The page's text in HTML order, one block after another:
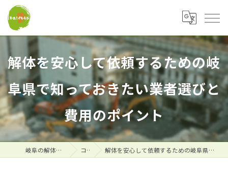
解体を安心して依頼するための岐
阜県で知っておきたい業者選びと
費用のポイント
岐阜の解体なら株式会社大福 コラム 解体を安心して依頼するための岐阜県で知っておきたい業者選びと費用のポイント